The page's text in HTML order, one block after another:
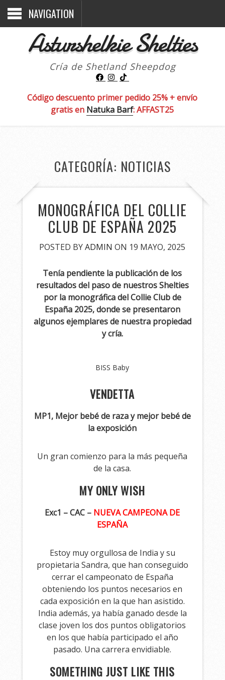
NAVIGATION
Asturshelkie Shelties
Cría de Shetland Sheepdog
Código descuento primer pedido 25% + envío
gratis en Natuka Barf: AFFAST25
CATEGORÍA: NOTICIAS
MONOGRÁFICA DEL COLLIE
CLUB DE ESPAÑA 2025
POSTED BYADMIN ON 19 MAYO, 2025
Tenía pendiente la publicación de los
resultados del paso de nuestros Shelties
por la monográfica del Collie Club de
España 2025, donde se presentaron
algunos ejemplares de nuestra propiedad
y cría.
BISS Baby
VENDETTA
MP1, Mejor bebé de raza y mejor bebé de
la exposición
Un gran comienzo para la más pequeña
de la casa.
MY ONLY WISH
Exc1 – CAC – NUEVA CAMPEONA DE
ESPAÑA
Estoy muy orgullosa de India y su
propietaria Sandra, que han conseguido
cerrar el campeonato de España
obteniendo los puntos necesarios en
cada exposición en la que han asistido.
India además, ya había ganado desde la
clase joven los dos puntos obligatorios
en los que había participado el año
pasado. Una carrera envidiable.
SOMETHING JUST LIKE THIS